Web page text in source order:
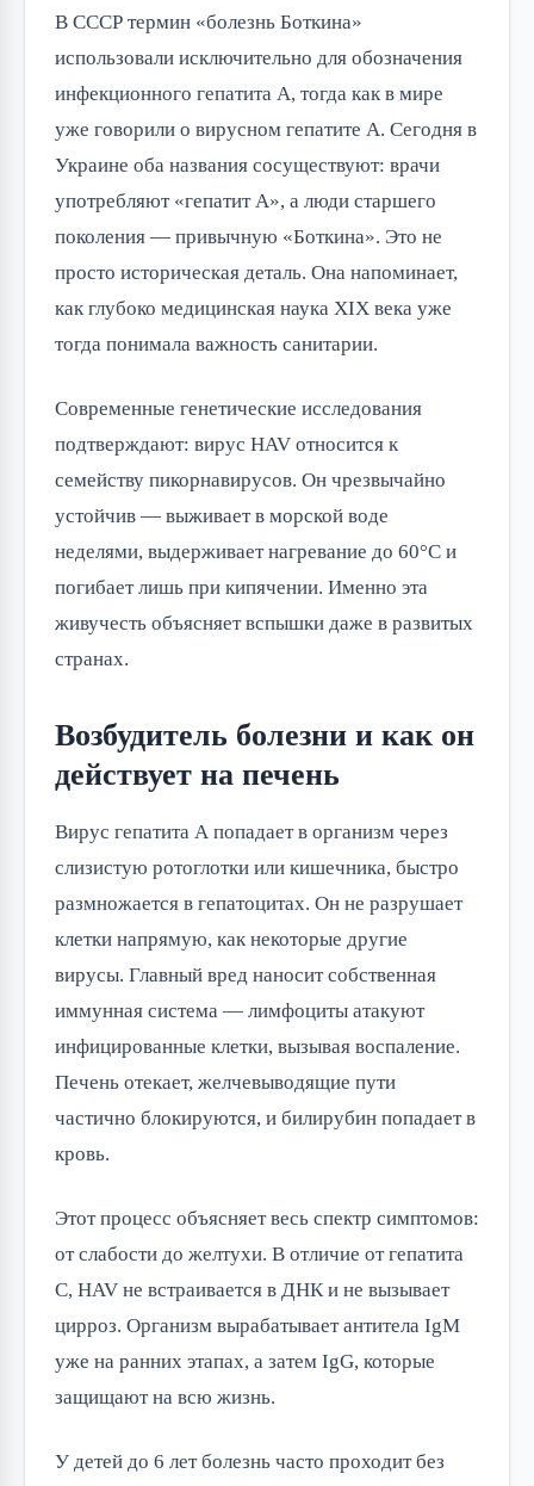
В СССР термин «болезнь Боткина»
использовали исключительно для обозначения
инфекционного гепатита А, тогда как в мире
уже говорили о вирусном гепатите А. Сегодня в
Украине оба названия сосуществуют: врачи
употребляют «гепатит А», а люди старшего
поколения — привычную «Боткина». Это не
просто историческая деталь. Она напоминает,
как глубоко медицинская наука XIX века уже
тогда понимала важность санитарии.
Современные генетические исследования
подтверждают: вирус HAV относится к
семейству пикорнавирусов. Он чрезвычайно
устойчив — выживает в морской воде
неделями, выдерживает нагревание до 60°C и
погибает лишь при кипячении. Именно эта
живучесть объясняет вспышки даже в развитых
странах.
Возбудитель болезни и как он
действует на печень
Вирус гепатита А попадает в организм через
слизистую ротоглотки или кишечника, быстро
размножается в гепатоцитах. Он не разрушает
клетки напрямую, как некоторые другие
вирусы. Главный вред наносит собственная
иммунная система — лимфоциты атакуют
инфицированные клетки, вызывая воспаление.
Печень отекает, желчевыводящие пути
частично блокируются, и билирубин попадает в
кровь.
Этот процесс объясняет весь спектр симптомов:
от слабости до желтухи. В отличие от гепатита
C, HAV не встраивается в ДНК и не вызывает
цирроз. Организм вырабатывает антитела IgM
уже на ранних этапах, а затем IgG, которые
защищают на всю жизнь.
У детей до 6 лет болезнь часто проходит без